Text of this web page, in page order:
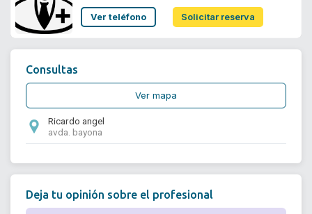
Soporte
Ver teléfono Solicitar reserva
Consultas
Ver mapa
Ricardo angel
avda. bayona
Deja tu opinión sobre el profesional